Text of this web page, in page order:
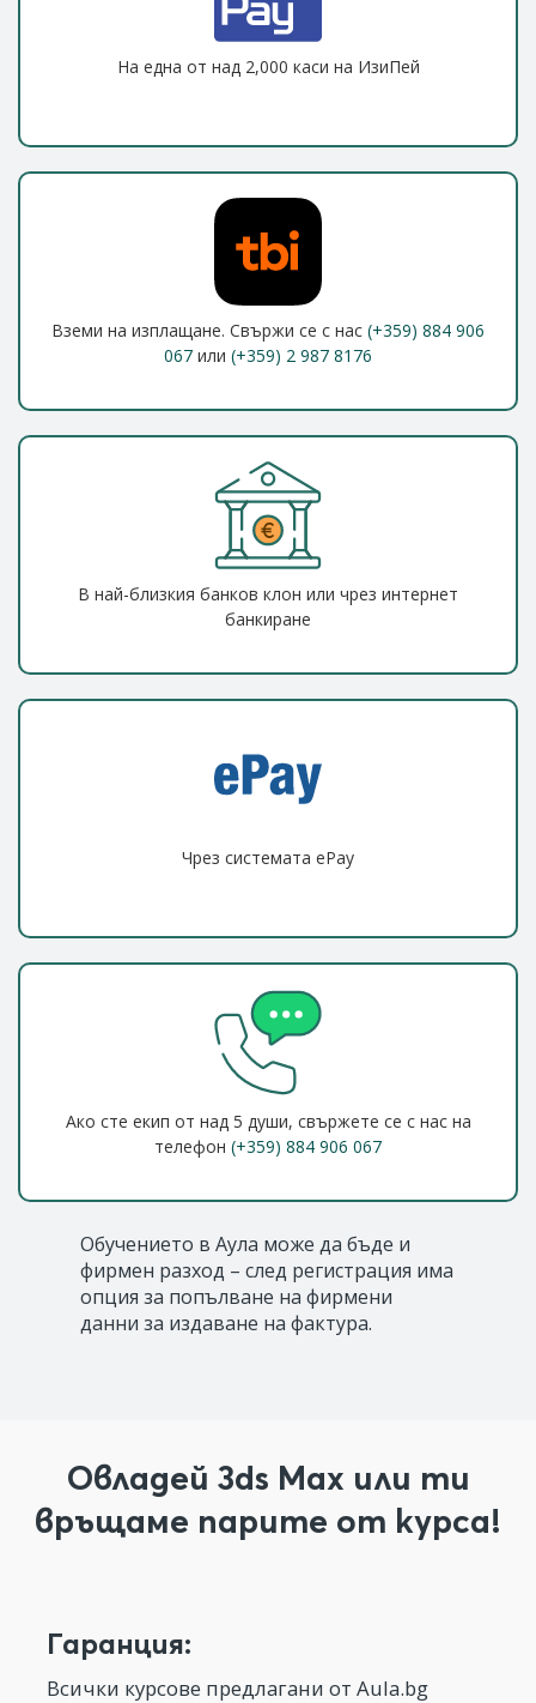
На една от над 2,000 каси на ИзиПей
Вземи на изплащане. Свържи се с нас (+359) 884 906
067 или (+359) 2 987 8176
В най-близкия банков клон или чрез интернет
банкиране
Чрез системата ePay
Ако сте екип от над 5 души, свържете се с нас на
телефон (+359) 884 906 067
Обучението в Аула може да бъде и
фирмен разход – след регистрация има
опция за попълване на фирмени
данни за издаване на фактура.
Овладей 3ds Max или ти
връщаме парите от курса!
Гаранция:
Всички курсове предлагани от Aula.bg